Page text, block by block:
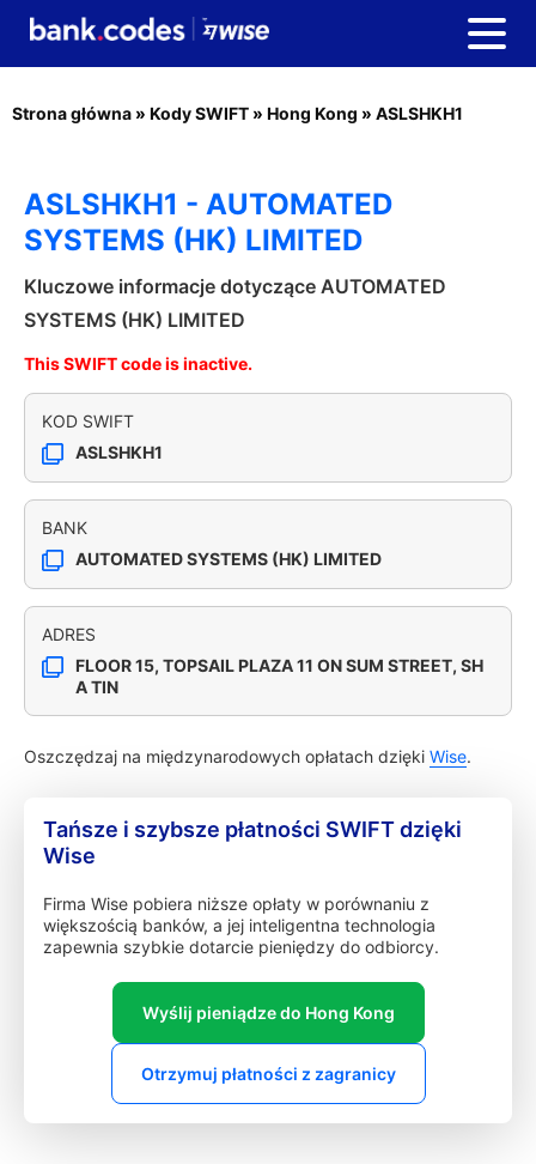
Strona główna » Kody SWIFT » Hong Kong » ASLSHKH1
ASLSHKH1 - AUTOMATED
SYSTEMS (HK) LIMITED
Kluczowe informacje dotyczące AUTOMATED
SYSTEMS (HK) LIMITED
This SWIFT code is inactive.
KOD SWIFT
ASLSHKH1
BANK
AUTOMATED SYSTEMS (HK) LIMITED
ADRES
FLOOR 15, TOPSAIL PLAZA 11 ON SUM STREET, SH
A TIN
Oszczędzaj na międzynarodowych opłatach dzięki Wise.
Tańsze i szybsze płatności SWIFT dzięki
Wise
Firma Wise pobiera niższe opłaty w porównaniu z
większością banków, a jej inteligentna technologia
zapewnia szybkie dotarcie pieniędzy do odbiorcy.
Wyślij pieniądze do Hong Kong
Otrzymuj płatności z zagranicy